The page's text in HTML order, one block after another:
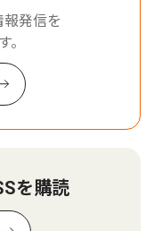
発信を
。
を購読